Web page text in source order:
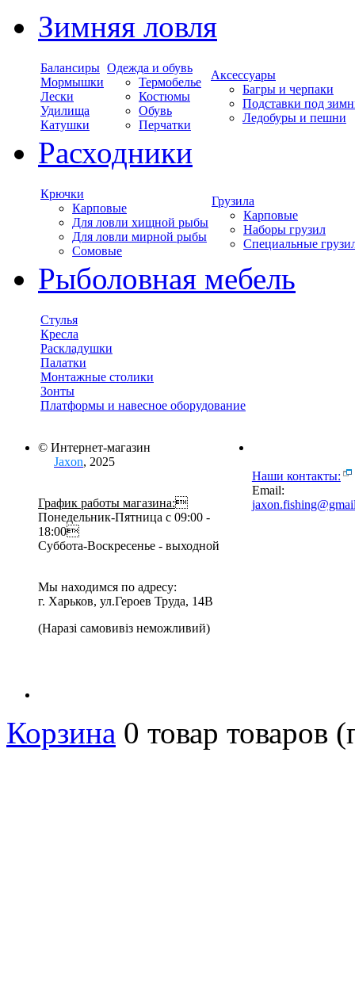
Зимняя ловля
Балансиры
Мормышки
Лески
Удилища
Катушки
Одежда и обувь
Термобелье
Костюмы
Обувь
Перчатки
Аксессуары
Багры и черпаки
Подставки под
Ледобуры и пешни
Расходники
Крючки
Карповые
Для ловли хищной рыбы
Для ловли мирной рыбы
Сомовые
Грузила
Карповые
Наборы грузил
Специальные
Рыболовная мебель
Стулья
Кресла
Раскладушки
Палатки
Монтажные столики
Зонты
Платформы и навесное оборудование
© Интернет-магазин
Jaxon, 2025
График работы магазина:
Понедельник-Пятница с 09:00 -
18:00
Суббота-Воскресенье - выходной
Мы находимся по адресу:
г. Харьков, ул.Героев Труда, 14В
(Наразі самовивіз неможливий)
Наши контакты:
Email:
Корзина 0 товар товаров